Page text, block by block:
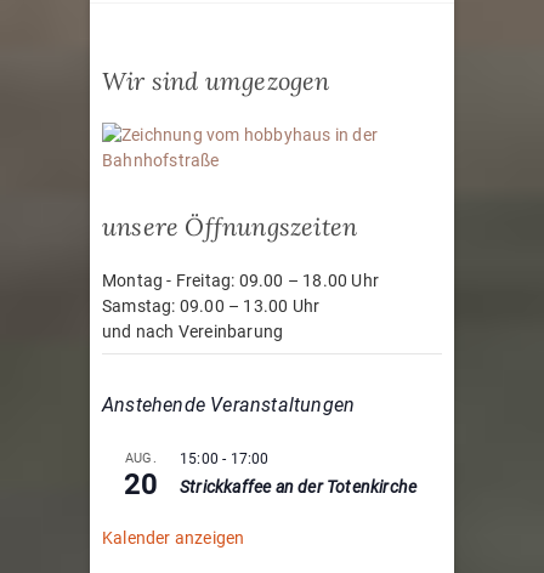
Wir sind umgezogen
unsere Öffnungszeiten
Montag - Freitag: 09.00 – 18.00 Uhr
Samstag: 09.00 – 13.00 Uhr
und nach Vereinbarung
Anstehende Veranstaltungen
AUG.
20
15:00 - 17:00
Strickkaffee an der Totenkirche
Kalender anzeigen